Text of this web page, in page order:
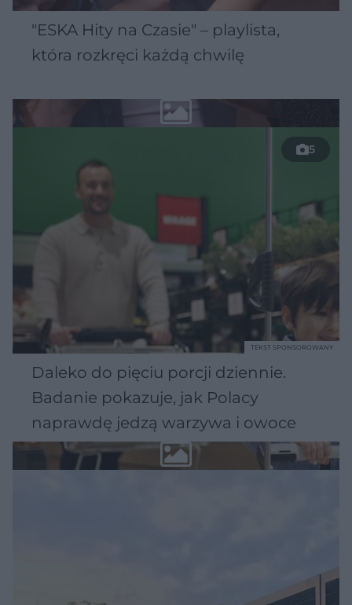
"ESKA Hity na Czasie" – playlista,
która rozkręci każdą chwilę
5
Daleko do pięciu porcji dziennie.
Badanie pokazuje, jak Polacy
naprawdę jedzą warzywa i owoce
TEKST SPONSOROWANY